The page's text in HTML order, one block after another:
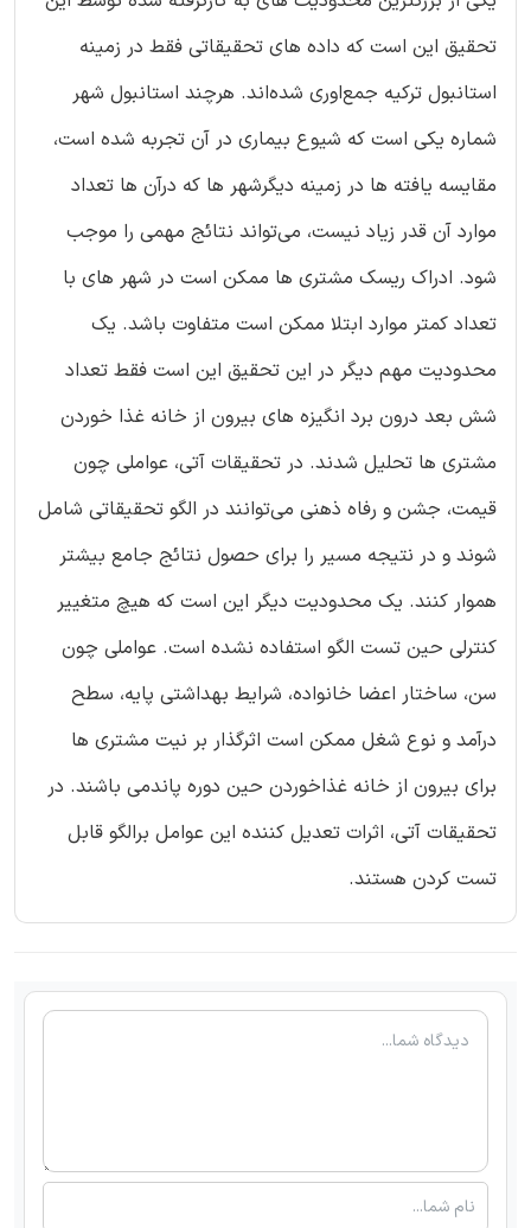
تحقیق این است که داده ‌های تحقیقاتی فقط در زمینه
استانبول ترکیه جمع‌اوری شده‌اند. هرچند استانبول شهر
شماره یکی است که شیوع بیماری در آن تجربه شده است،
مقایسه یافته ‌ها در زمینه دیگرشهر ها که درآن ‌ها تعداد
موارد آن قدر زیاد نیست، می‌تواند نتائج مهمی را موجب
شود. ادراک ریسک مشتری‌ ها ممکن است در شهر های با
تعداد کمتر موارد ابتلا ممکن است متفاوت باشد. یک
محدودیت مهم دیگر در این تحقیق این است فقط تعداد
شش بعد درون برد انگیزه ‌های بیرون از خانه غذا خوردن
مشتری ‌ها تحلیل شدند. در تحقیقات آتی، عواملی چون
قیمت، جشن و رفاه ذهنی می‌توانند در الگو تحقیقاتی شامل
شوند و در نتیجه مسیر را برای حصول نتائج جامع بیشتر
هموار کنند. یک محدودیت دیگر این است که هیچ متغییر
کنترلی حین تست الگو استفاده نشده‌ است. عواملی چون
سن، ساختار اعضا خانواده، شرایط بهداشتی پایه، سطح
درآمد و نوع شغل ممکن است اثرگذار بر نیت مشتری ‌ها
برای بیرون از خانه غذاخوردن حین دوره پاندمی باشند. در
تحقیقات آتی، اثرات تعدیل کننده این عوامل برالگو قابل
تست کردن هستند.